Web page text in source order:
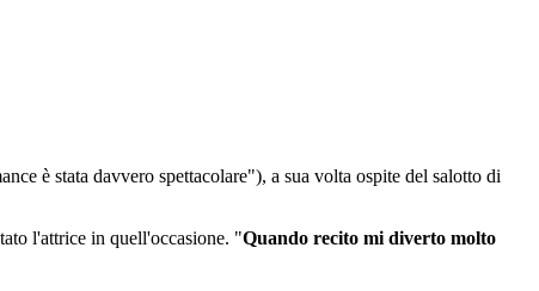
è stata davvero spettacolare"), a sua volta ospite del salotto di
l'attrice in quell'occasione. "Quando recito mi diverto molto